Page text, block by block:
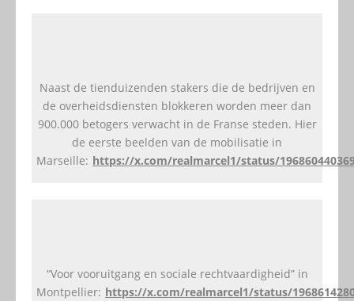
Naast de tienduizenden stakers die de bedrijven en
de overheidsdiensten blokkeren worden meer dan
900.000 betogers verwacht in de Franse steden. Hier
de eerste beelden van de mobilisatie in
Marseille: https://x.com/realmarcel1/status/
“Voor vooruitgang en sociale rechtvaardigheid” in
Montpellier: https://x.com/realmarcel1/status/